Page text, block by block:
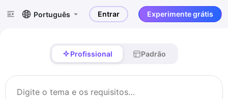
Português Entrar Experimente grátis
Profissional Padrão